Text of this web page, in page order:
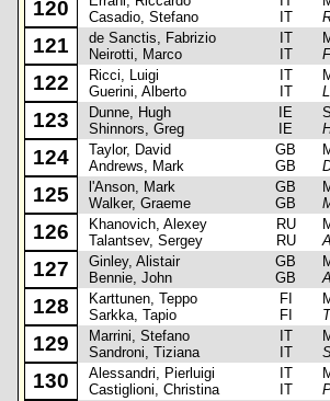
120
Casadio, Stefano
IT
121
de Sanctis, Fabrizio
Neirotti, Marco
IT
IT
122
Ricci, Luigi
Guerini, Alberto
IT
IT
123
Dunne, Hugh
Shinnors, Greg
IE
IE
124
Taylor, David
Andrews, Mark
GB
GB
125
l'Anson, Mark
Walker, Graeme
GB
GB
126
Khanovich, Alexey
Talantsev, Sergey
RU
RU
127
Ginley, Alistair
Bennie, John
GB
GB
128
Karttunen, Teppo
Sarkka, Tapio
FI
FI
129
Marrini, Stefano
Sandroni, Tiziana
IT
IT
130
Alessandri, Pierluigi
Castiglioni, Christina
IT
IT